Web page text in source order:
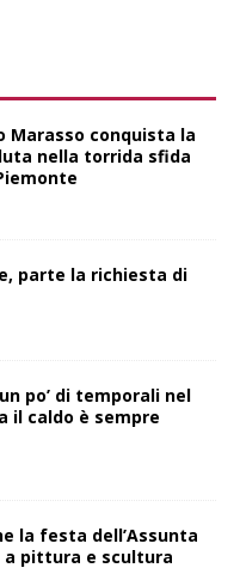
Marasso conquista la
nella torrida sfida
parte la richiesta di
po’ di temporali nel
il caldo è sempre
la festa dell’Assunta
a pittura e scultura